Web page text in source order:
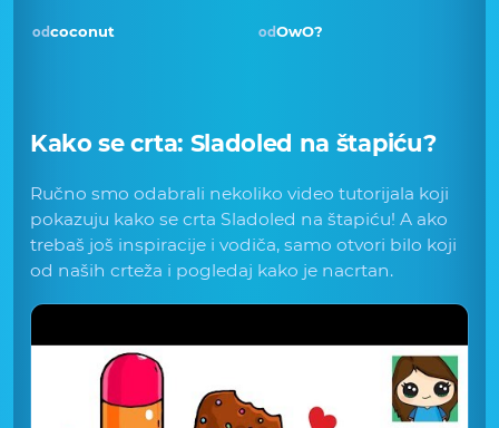
odcoconut odOwO?
Kako se crta: Sladoled na štapiću?
Ručno smo odabrali nekoliko video tutorijala koji
pokazuju kako se crta Sladoled na štapiću! A ako
trebaš još inspiracije i vodiča, samo otvori bilo koji
od naših crteža i pogledaj kako je nacrtan.